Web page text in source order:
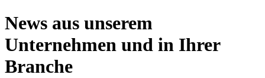
News aus unserem
Unternehmen und in Ihrer
Branche